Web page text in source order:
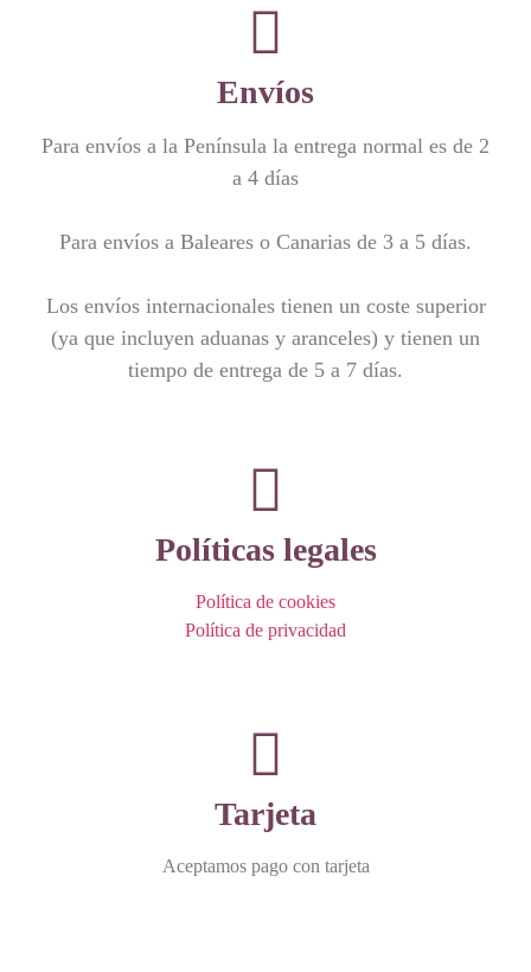
Envíos
Para envíos a la Península la entrega normal es de 2
a 4 días
Para envíos a Baleares o Canarias de 3 a 5 días.
Los envíos internacionales tienen un coste superior
(ya que incluyen aduanas y aranceles) y tienen un
tiempo de entrega de 5 a 7 días.
Políticas legales
Política de cookies
Política de privacidad
Tarjeta
Aceptamos pago con tarjeta